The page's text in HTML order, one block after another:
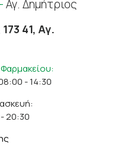
Αγ. Δημήτριος
41, Αγ.
- 14:30
20:30